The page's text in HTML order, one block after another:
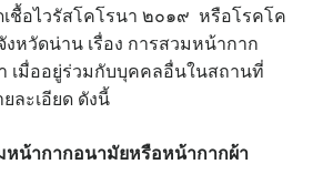
รปี 2566 integrity transparency
ชื้อไวรัสโคโรนา ๒๐๑๙ หรือโรคโค
หวัดน่าน เรื่อง การสวมหน้ากาก
เมื่ออยู่ร่วมกับบุคคลอื่นในสถานที่
ละเอียด ดังนี้
หน้ากากอนามัยหรือหน้ากากผ้า